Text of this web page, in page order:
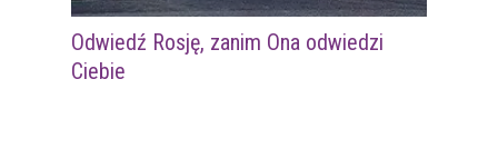
Odwiedź Rosję, zanim Ona odwiedzi
Ciebie